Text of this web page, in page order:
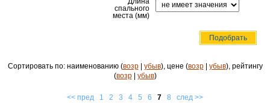
спального
места (мм)
Сортировать по: наименованию (возр| убыв), цене (возр| убыв), рейтингу
(возр| убыв)
<< пред 1 2 3 4 5 6 7 8 след >>